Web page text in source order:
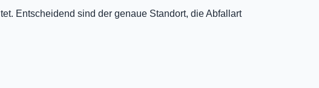
Entscheidend sind der genaue Standort, die Abfallart